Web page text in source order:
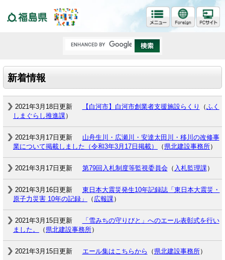
新着情報
2021年3月18日更新 【白河市】白河市創業者支援施設らくり （ふく
しまぐらし推進課）
2021年3月17日更新
山舟生川・広瀬川・安達太田川・移川の改修事
業について掲載しました（令和3年3月17日掲載）
（ 県北建設事務所）
2021年3月17日更新 第79回入札制度等監視委員会 （ 入札監理課）
2021年3月16日更新
東日本大震災発生10年記録誌「東日本大震災・
原子力災害 10年の記録」
（ 広報課）
2021年3月15日更新
「雪みちの守りびと」へのエール表彰式を行い
ました。
（ 県北建設事務所）
2021年3月15日更新 エール集はこちらから （ 県北建設事務所）